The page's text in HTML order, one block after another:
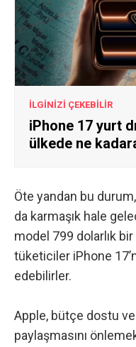
İLGİNİZİ ÇEKEBİLİR
iPhone 17 yurt
ülkede ne
Öte yandan bu
da karmaşık hale
model 799 dolarlık
tüketiciler iPhone
edebilirler.
Apple, bütçe dostu
paylaşmasını